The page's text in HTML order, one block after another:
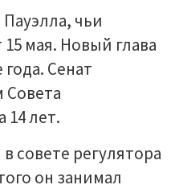
чьи
мая. Новый глава
Сенат
Совета
лет.
совете регулятора
он занимал